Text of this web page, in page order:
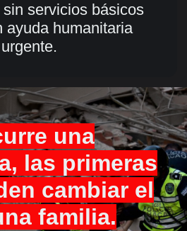
servicios básicos
ayuda humanitaria
urgente.
una
las primeras
cambiar el
familia.